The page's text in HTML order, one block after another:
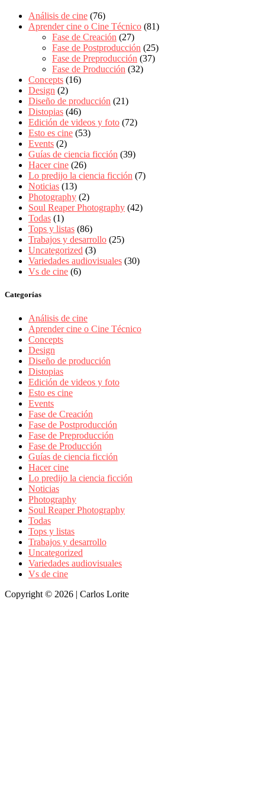
Análisis de cine (76)
Aprender cine o Cine Técnico (81)
Fase de Creación (27)
Fase de Postproducción (25)
Fase de Preproducción (37)
Fase de Producción (32)
Concepts (16)
Design (2)
Diseño de producción (21)
Distopias (46)
Edición de videos y foto (72)
Esto es cine (53)
Events (2)
Guías de ciencia ficción (39)
Hacer cine (26)
Lo predijo la ciencia ficción (7)
Noticias (13)
Photography (2)
Soul Reaper Photography (42)
Todas (1)
Tops y listas (86)
Trabajos y desarrollo (25)
Uncategorized (3)
Variedades audiovisuales (30)
Vs de cine (6)
Categorías
Análisis de cine
Aprender cine o Cine Técnico
Concepts
Design
Diseño de producción
Distopias
Edición de videos y foto
Esto es cine
Events
Fase de Creación
Fase de Postproducción
Fase de Preproducción
Fase de Producción
Guías de ciencia ficción
Hacer cine
Lo predijo la ciencia ficción
Noticias
Photography
Soul Reaper Photography
Todas
Tops y listas
Trabajos y desarrollo
Uncategorized
Variedades audiovisuales
Vs de cine
Copyright © 2026 | Carlos Lorite